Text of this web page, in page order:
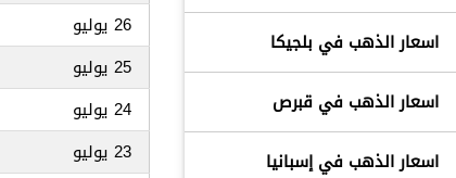
اسعار الذهب في بلجيكا
اسعار الذهب في قبرص
اسعار الذهب في إسبانيا
26 يوليو
25 يوليو
24 يوليو
23 يوليو